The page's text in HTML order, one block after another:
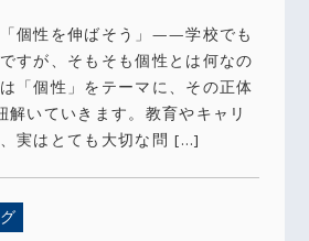
「個性を伸ばそう」——学校でも
すが、そもそも個性とは何なの
「個性」をテーマに、その正体
解いていきます。教育やキャリ
実はとても大切な問 […]